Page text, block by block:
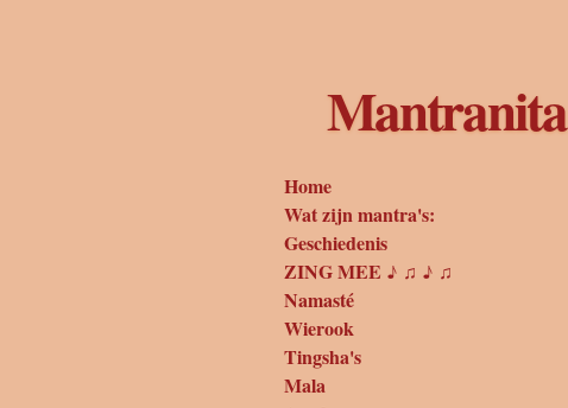
Mantranita
Home
Wat zijn mantra's:
Geschiedenis
ZING MEE ♪ ♫ ♪ ♫
Namasté
Wierook
Tingsha's
Mala